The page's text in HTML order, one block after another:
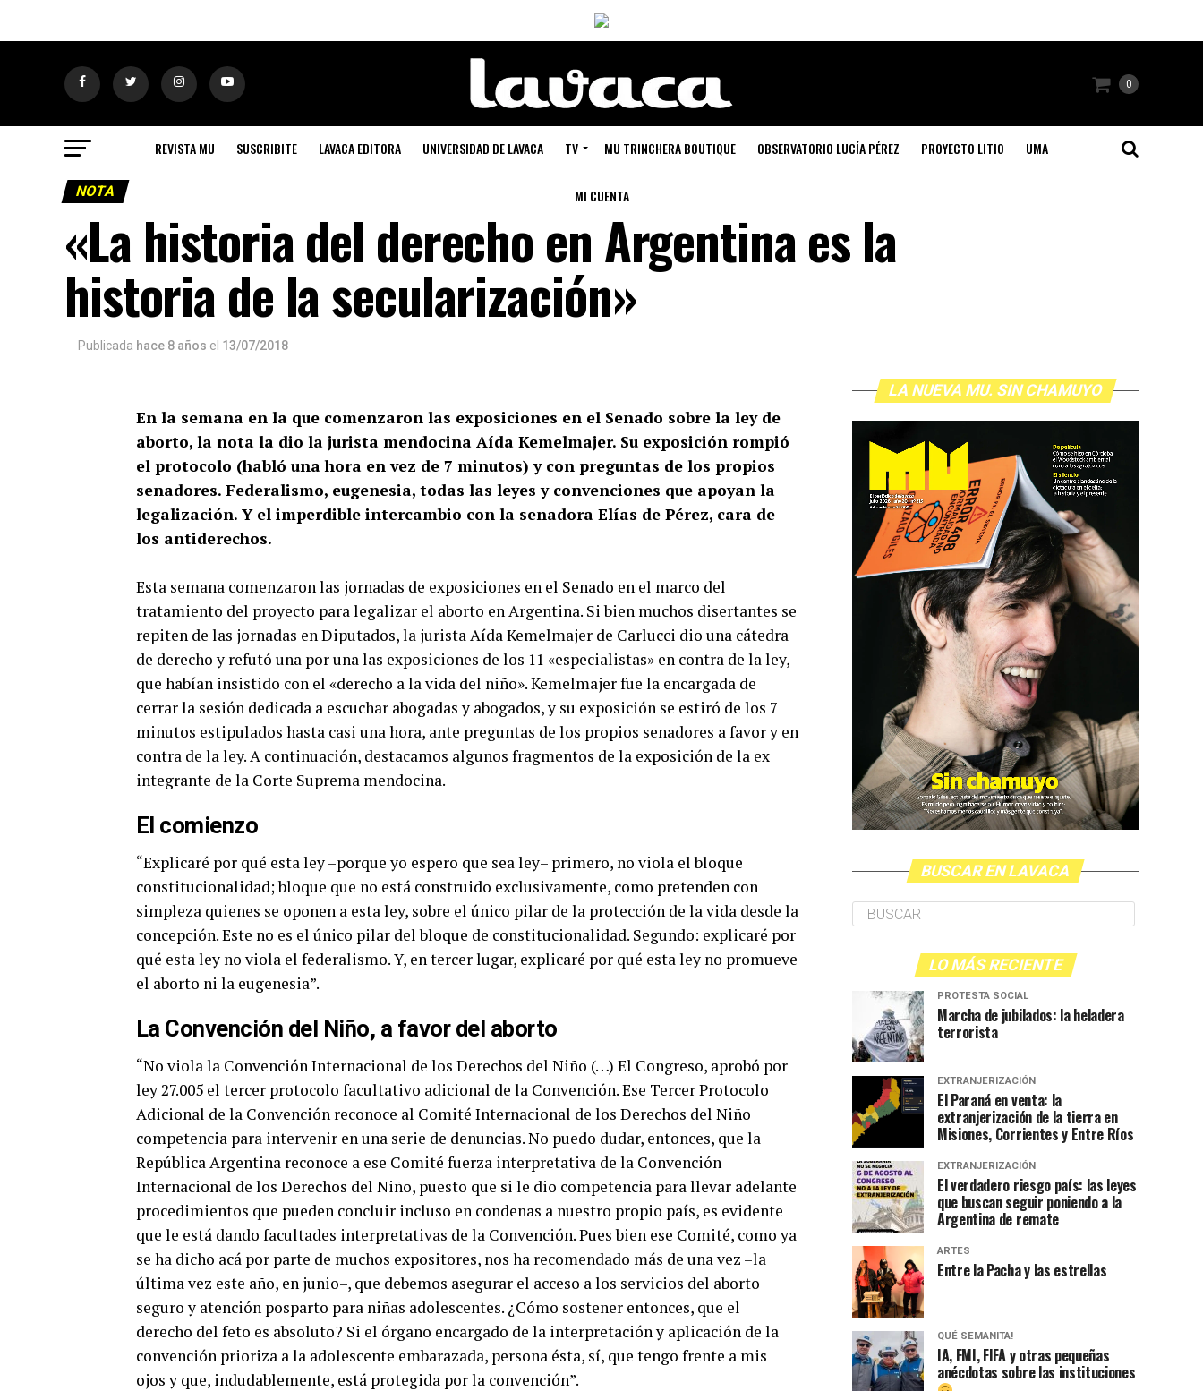
0
REVISTA MU SUSCRIBITE LAVACA EDITORA UNIVERSIDAD DE LAVACA TV MU TRINCHERA BOUTIQUE OBSERVATORIO LUCÍA PÉREZ PROYECTO LITIO UMA
MI CUENTA
NOTA
«La historia del derecho en Argentina es la
historia de la secularización»
Publicada hace 8 años el 13/07/2018
En la semana en la que comenzaron las exposiciones en el Senado sobre la ley de
aborto, la nota la dio la jurista mendocina Aída Kemelmajer. Su exposición rompió
el protocolo (habló una hora en vez de 7 minutos) y con preguntas de los propios
senadores. Federalismo, eugenesia, todas las leyes y convenciones que apoyan la
legalización. Y el imperdible intercambio con la senadora Elías de Pérez, cara de
los antiderechos.
Esta semana comenzaron las jornadas de exposiciones en el Senado en el marco del
tratamiento del proyecto para legalizar el aborto en Argentina. Si bien muchos disertantes se
repiten de las jornadas en Diputados, la jurista Aída Kemelmajer de Carlucci dio una cátedra
de derecho y refutó una por una las exposiciones de los 11 «especialistas» en contra de la ley,
que habían insistido con el «derecho a la vida del niño». Kemelmajer fue la encargada de
cerrar la sesión dedicada a escuchar abogadas y abogados, y su exposición se estiró de los 7
minutos estipulados hasta casi una hora, ante preguntas de los propios senadores a favor y en
contra de la ley. A continuación, destacamos algunos fragmentos de la exposición de la ex
integrante de la Corte Suprema mendocina.
El comienzo
“Explicaré por qué esta ley –porque yo espero que sea ley– primero, no viola el bloque
constitucionalidad; bloque que no está construido exclusivamente, como pretenden con
simpleza quienes se oponen a esta ley, sobre el único pilar de la protección de la vida desde la
concepción. Este no es el único pilar del bloque de constitucionalidad. Segundo: explicaré por
qué esta ley no viola el federalismo. Y, en tercer lugar, explicaré por qué esta ley no promueve
el aborto ni la eugenesia”.
La Convención del Niño, a favor del aborto
“No viola la Convención Internacional de los Derechos del Niño (…) El Congreso, aprobó por
ley 27.005 el tercer protocolo facultativo adicional de la Convención. Ese Tercer Protocolo
Adicional de la Convención reconoce al Comité Internacional de los Derechos del Niño
competencia para intervenir en una serie de denuncias. No puedo dudar, entonces, que la
República Argentina reconoce a ese Comité fuerza interpretativa de la Convención
Internacional de los Derechos del Niño, puesto que si le dio competencia para llevar adelante
procedimientos que pueden concluir incluso en condenas a nuestro propio país, es evidente
que le está dando facultades interpretativas de la Convención. Pues bien ese Comité, como ya
se ha dicho acá por parte de muchos expositores, nos ha recomendado más de una vez –la
última vez este año, en junio–, que debemos asegurar el acceso a los servicios del aborto
seguro y atención posparto para niñas adolescentes. ¿Cómo sostener entonces, que el
derecho del feto es absoluto? Si el órgano encargado de la interpretación y aplicación de la
convención prioriza a la adolescente embarazada, persona ésta, sí, que tengo frente a mis
ojos y que, indudablemente, está protegida por la convención”.
LA NUEVA MU. SIN CHAMUYO
BUSCAR EN LAVACA
LO MÁS RECIENTE
PROTESTA SOCIAL
Marcha de jubilados: la heladera
terrorista
EXTRANJERIZACIÓN
El Paraná en venta: la
extranjerización de la tierra en
Misiones, Corrientes y Entre Ríos
EXTRANJERIZACIÓN
El verdadero riesgo país: las leyes
que buscan seguir poniendo a la
Argentina de remate
ARTES
Entre la Pacha y las estrellas
QUÉ SEMANITA!
IA, FMI, FIFA y otras pequeñas
anécdotas sobre las instituciones